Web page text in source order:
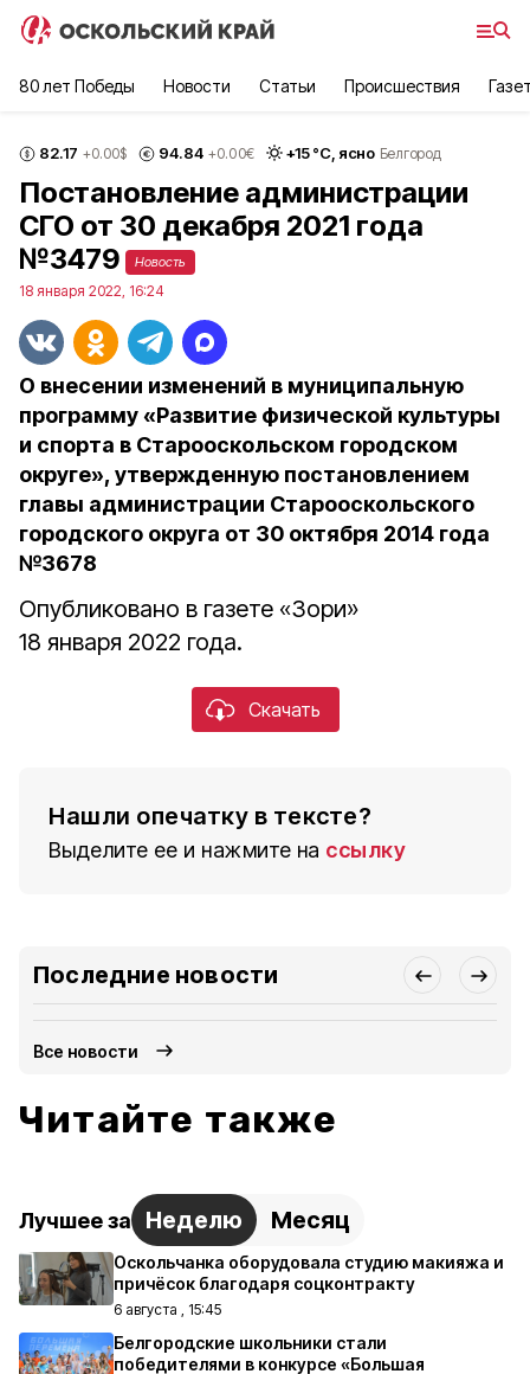
80 лет Победы Новости Статьи Происшествия
82.17 +0.00$ 94.84 +0.00€ +15°С, ясно Белгород
Постановление администрации
СГО от 30 декабря 2021 года
№3479
Новость
18 января 2022, 16:24
О внесении изменений в муниципальную
программу «Развитие физической культуры
и спорта в Старооскольском городском
округе», утвержденную постановлением
главы администрации Старооскольского
городского округа от 30 октября 2014 года
№3678
Опубликовано в газете «Зори»
18 января 2022 года.
Скачать
Нашли опечатку в тексте?
Выделите ее и нажмите на ссылку
Последние новости
Все новости
Читайте также
Лучшее за Неделю Месяц
Оскольчанка оборудовала студию макияжа и
причёсок благодаря соцконтракту
6 августа , 15:45
Белгородские школьники стали
победителями в конкурсе «Большая